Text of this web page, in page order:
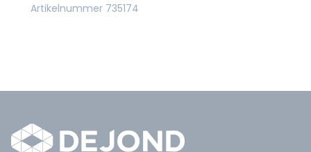
Artikelnummer 735174